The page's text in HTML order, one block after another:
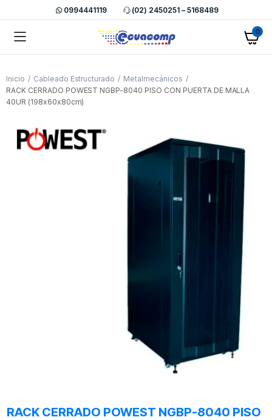
0994441119 (02) 2450251 – 5168489
0
Inicio Cableado Estructurado
Metalmecánicos
RACK CERRADO POWEST NGBP-8040 PISO CON PUERTA DE MALLA
40UR (198x60x80cm)
RACK CERRADO POWEST NGBP-8040 PISO